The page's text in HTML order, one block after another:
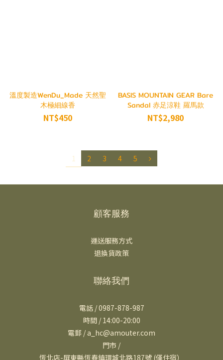
溫度製造WenDu_Made 天然聖
木極細線香
NT$450
BASIS MOUNTAIN GEAR Bare
Sandal 赤足涼鞋 羅馬款
NT$2,980
1 2 3 4 5
顧客服務
運送服務方式
退換貨政策
聯絡我們
電話 / 0987-878-987
時間 / 14:00-20:00
電郵 / a_hc@amouter.com
門市 /
恆北店-屏東縣恆春鎮環城北路187號 (僅住宿）